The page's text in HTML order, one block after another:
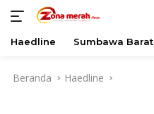
Haedline Sumbawa Barat
Beranda Haedline